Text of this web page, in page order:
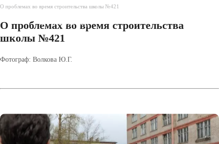
Поиск по сайту
О проблемах во время строительства школы №421
О проблемах во время строительства
школы №421
Фотограф: Волкова Ю.Г.